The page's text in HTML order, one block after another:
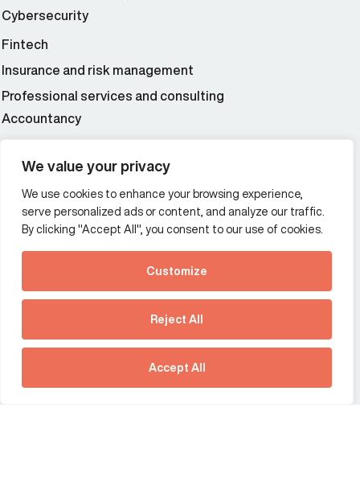
We value your privacy
We use cookies to enhance your browsing experience,
serve personalized ads or content, and analyze our traffic.
By clicking "Accept All", you consent to our use of cookies.
Customize
Reject All
Accept All
See how Predictive
Intelligence is reshaping
communications
strategy.
Download our new report
Cybersecurity
Fintech
Insurance and risk management
Professional services and consulting
Accountancy
Additional Links Menu
Impressum and datenschutz
Terms and conditions
Offices
France
Germany
Hong Kong SAR